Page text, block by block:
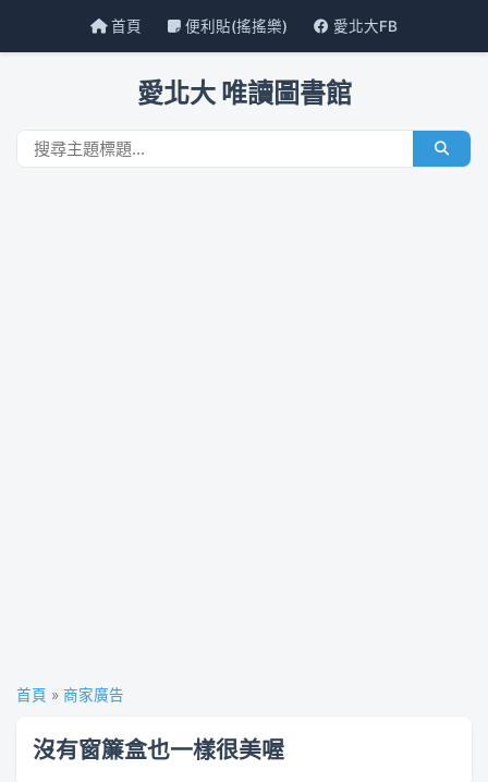
首頁 便利貼(搖搖樂) 愛北大FB
愛北大 唯讀圖書館
首頁 » 商家廣告
沒有窗簾盒也一樣很美喔